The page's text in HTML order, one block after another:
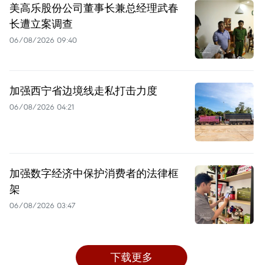
美高乐股份公司董事长兼总经理武春
长遭立案调查
06/08/2026 09:40
加强西宁省边境线走私打击力度
06/08/2026 04:21
加强数字经济中保护消费者的法律框
架
06/08/2026 03:47
下载更多